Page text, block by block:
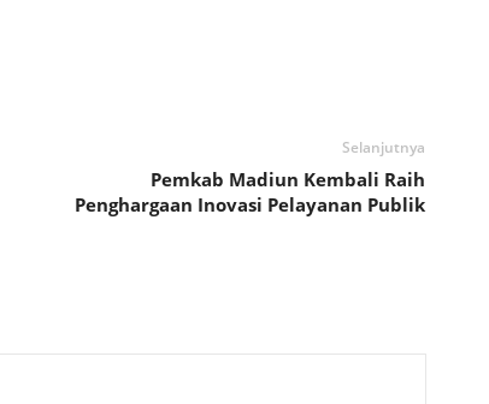
Selanjutnya
Pemkab Madiun Kembali Raih
Penghargaan Inovasi Pelayanan Publik